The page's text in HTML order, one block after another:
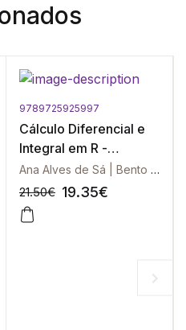
-10%
9789725925997
Cálculo Diferencial e
Integral em R -
Exercícios Resolvidos
- Vol. 2
Ana Alves de Sá | Bento Louro
21.50€ 19.35€